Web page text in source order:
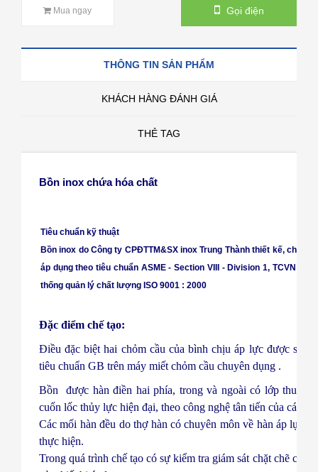
Mua ngay Gọi điện
THÔNG TIN SẢN PHẨM
KHÁCH HÀNG ĐÁNH GIÁ
THẺ TAG
Bồn inox chứa hóa chất
Tiêu chuẩn kỹ thuật
Bồn inox do Công ty CPĐTTM&SX inox Trung Thành thiết kế, chế
áp dụng theo tiêu chuẩn ASME - Section VIII - Division 1, TCVN
thống quản lý chất lượng ISO 9001 : 2000
Đặc điểm chế tạo:
Điều đặc biệt hai chỏm cầu của bình chịu áp lực được sản
tiêu chuẩn GB trên máy miết chỏm cầu chuyên dụng .
Bồn được hàn điền hai phía, trong và ngoài có lớp thuốc
cuốn lốc thủy lực hiện đại, theo công nghệ tân tiến của các
Các mối hàn đều do thợ hàn có chuyên môn về hàn áp lực
thực hiện.
Trong quá trình chế tạo có sự kiểm tra giám sát chặt chẽ của